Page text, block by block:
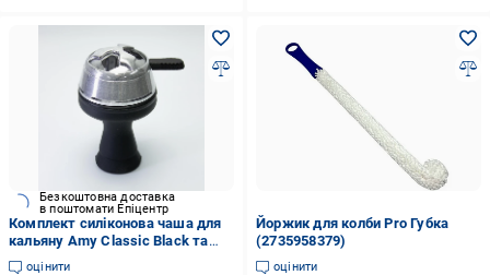
Безкоштовна доставка
в поштомати Епіцентр
Комплект силіконова чаша для
кальяну Amy Classic Black та
калауд (2452894936)
оцінити
Йоржик для колби Pro Губка
(2735958379)
оцінити